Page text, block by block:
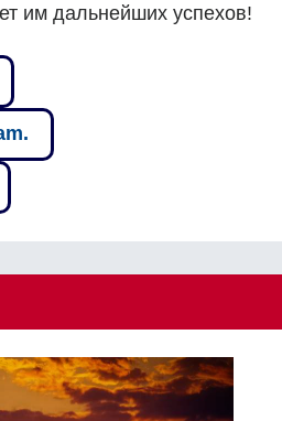
им дальнейших успехов!